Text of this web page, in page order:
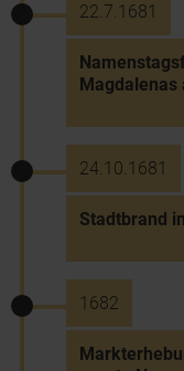
22.7.1681
Magdalenas
24.10.1681
Stadtbrand
1682